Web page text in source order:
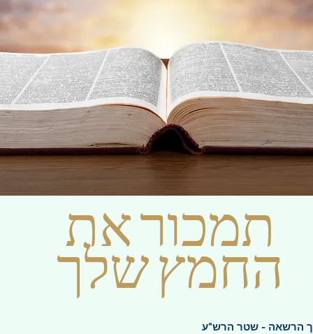
תמכור את
החמץ שלך
הרשאה - שטר הרש"ע